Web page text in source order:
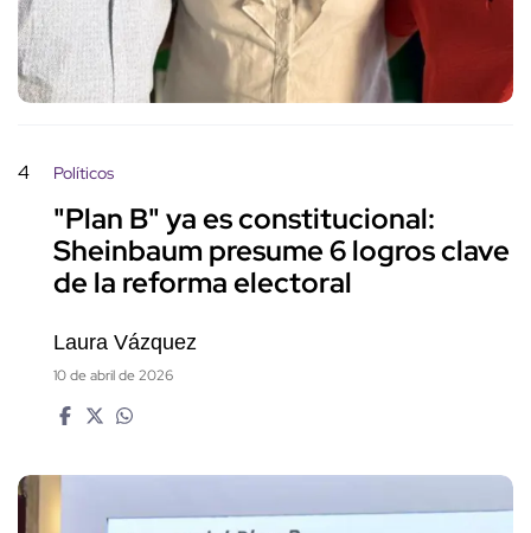
4 Políticos
"Plan B" ya es constitucional:
Sheinbaum presume 6 logros clave
de la reforma electoral
Laura Vázquez
10 de abril de 2026